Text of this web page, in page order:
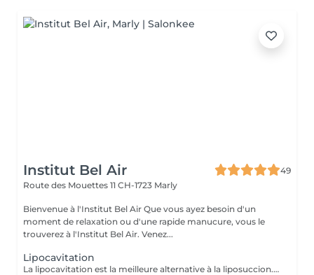
Institut Bel Air
49
Route des Mouettes 11 CH-1723 Marly
Bienvenue à l'Institut Bel Air Que vous ayez besoin d'un
moment de relaxation ou d'une rapide manucure, vous le
trouverez à l'Institut Bel Air. Venez...
Lipocavitation
La lipocavitation est la meilleure alternative à la liposuccion. Elle permet d'effacer la cellulite et la peau d'orange sur des zones bien localisées. Contrairement à la liposuccion, la lipocavitation ne nécessite aucune intervention chirurgicale. Notre procédé est unique car il combine l'effet des ultrasons à des courants d'électroporation. Ceci va permettre de détruire les mauvaises graisses, la cellulite et le relâchement cutané. Une séance commence donc par l'application des ultrasons et des courants d'électroporation de 10 minutes par zones, suivi d'une crème permettant de relancer le réseau lymphatique, ce qui aide le corps à éliminer les mauvaises graisses détruites grâce à la lipocavitation. Le nombre de séances dépend de vos besoins et envies. Il faut compter entre 4 à 10 séances pour des résultats optimums, à compter d'une séance par semaine ou toutes les 2 semaines selon certains critères.